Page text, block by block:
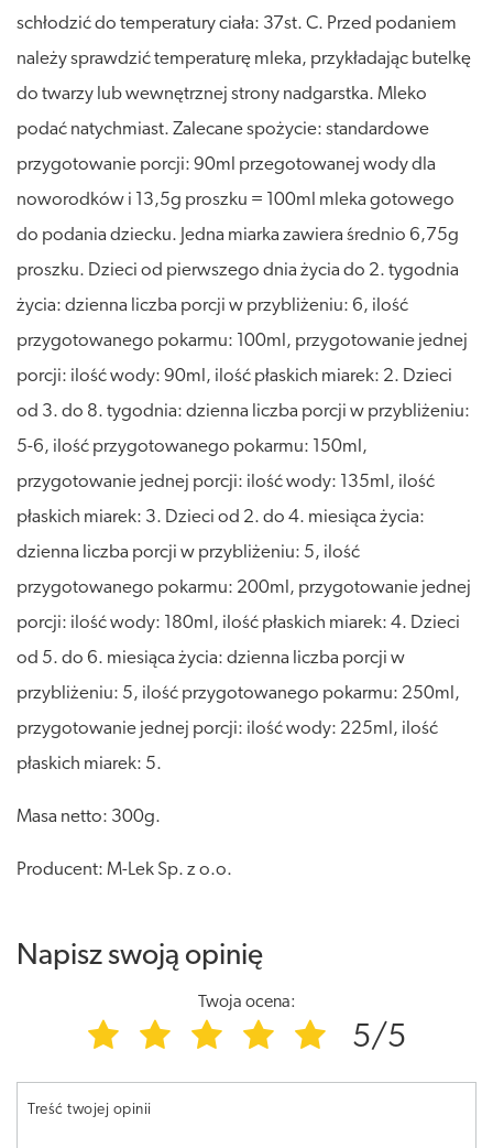
schłodzić do temperatury ciała: 37st. C. Przed podaniem
należy sprawdzić temperaturę mleka, przykładając butelkę
do twarzy lub wewnętrznej strony nadgarstka. Mleko
podać natychmiast. Zalecane spożycie: standardowe
przygotowanie porcji: 90ml przegotowanej wody dla
noworodków i 13,5g proszku = 100ml mleka gotowego
do podania dziecku. Jedna miarka zawiera średnio 6,75g
proszku. Dzieci od pierwszego dnia życia do 2. tygodnia
życia: dzienna liczba porcji w przybliżeniu: 6, ilość
przygotowanego pokarmu: 100ml, przygotowanie jednej
porcji: ilość wody: 90ml, ilość płaskich miarek: 2. Dzieci
od 3. do 8. tygodnia: dzienna liczba porcji w przybliżeniu:
5-6, ilość przygotowanego pokarmu: 150ml,
przygotowanie jednej porcji: ilość wody: 135ml, ilość
płaskich miarek: 3. Dzieci od 2. do 4. miesiąca życia:
dzienna liczba porcji w przybliżeniu: 5, ilość
przygotowanego pokarmu: 200ml, przygotowanie jednej
porcji: ilość wody: 180ml, ilość płaskich miarek: 4. Dzieci
od 5. do 6. miesiąca życia: dzienna liczba porcji w
przybliżeniu: 5, ilość przygotowanego pokarmu: 250ml,
przygotowanie jednej porcji: ilość wody: 225ml, ilość
płaskich miarek: 5.
Masa netto: 300g.
Producent: M-Lek Sp. z o.o.
Napisz swoją opinię
Twoja ocena:
5/5
Treść twojej opinii